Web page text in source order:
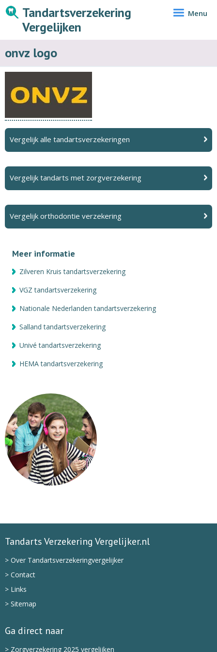
Tandartsverzekering
Vergelijken
Menu
onvz logo
Vergelijk alle tandartsverzekeringen
Vergelijk tandarts met zorgverzekering
Vergelijk orthodontie verzekering
Meer informatie
Zilveren Kruis tandartsverzekering
VGZ tandartsverzekering
Nationale Nederlanden tandartsverzekering
Salland tandartsverzekering
Univé tandartsverzekering
HEMA tandartsverzekering
Tandarts Verzekering Vergelijker.nl
> Over Tandartsverzekeringvergelijker
> Contact
> Links
> Sitemap
Ga direct naar
> Zorgverzekering 2025 vergelijken